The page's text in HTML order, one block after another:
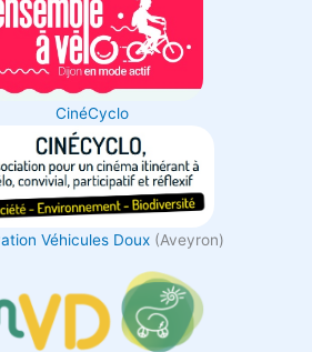
CinéCyclo
Véhicules Doux(Aveyron)